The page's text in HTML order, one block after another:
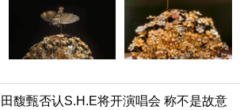
田馥甄否认S.H.E将开演唱会 称不是故意